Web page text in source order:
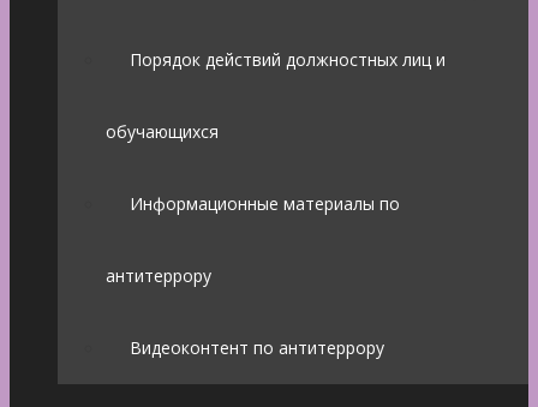
Порядок действий должностных лиц и
обучающихся
Информационные материалы по
антитеррору
Видеоконтент по антитеррору